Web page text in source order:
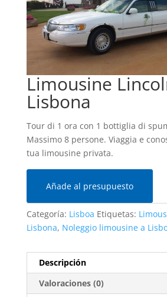
Limousine
Lisbona
Tour di 1 ora con 1 bottiglia di
Massimo 8 persone. Viaggia e
tua limousine privata.
Añade al presupuesto
Categoría: Lisboa Etiquetas:
Lisbona, Noleggio limousine a
Descripción
Valoraciones (0)